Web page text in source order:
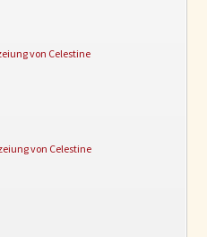
von Celestine
von Celestine